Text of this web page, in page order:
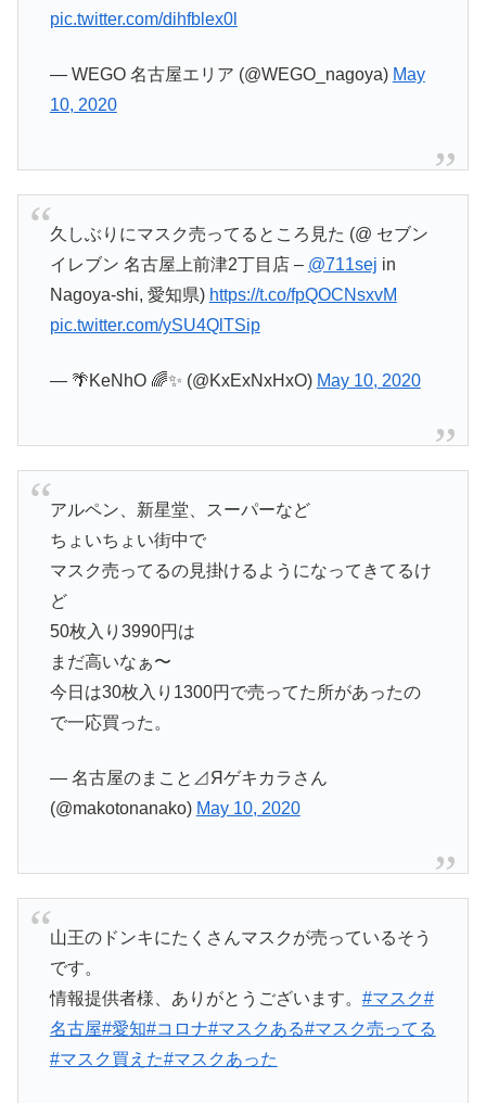
pic.twitter.com/dihfblex0l
— WEGO 名古屋エリア (@WEGO_nagoya) May
10, 2020
久しぶりにマスク売ってるところ見た (@ セブン
イレブン 名古屋上前津2丁目店 – @711sej in
Nagoya-shi, 愛知県) https://t.co/fpQOCNsxvM
pic.twitter.com/ySU4QlTSip
— 🌴KeNhO 🌈✨ (@KxExNxHxO) May 10, 2020
アルペン、新星堂、スーパーなど
ちょいちょい街中で
マスク売ってるの見掛けるようになってきてるけ
ど
50枚入り3990円は
まだ高いなぁ〜
今日は30枚入り1300円で売ってた所があったの
で一応買った。
— 名古屋のまこと⊿Яゲキカラさん
(@makotonanako) May 10, 2020
山王のドンキにたくさんマスクが売っているそう
です。
情報提供者様、ありがとうございます。 #マスク#
名古屋#愛知#コロナ#マスクある#マスク売ってる
#マスク買えた#マスクあった